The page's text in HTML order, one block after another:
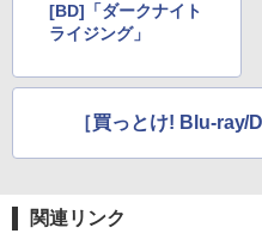
[BD]「ダークナイト
ライジング」
［買っとけ! Blu-ray/
関連リンク